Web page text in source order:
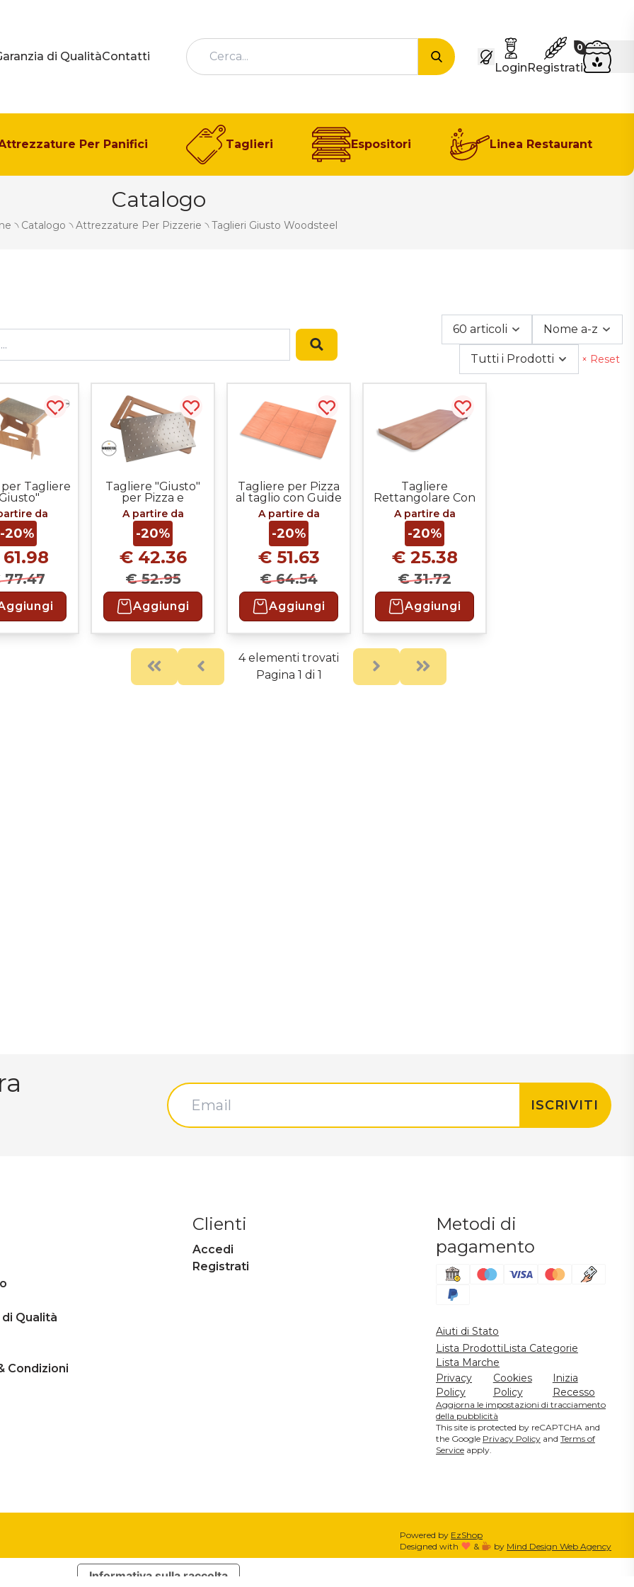
di QualitàContatti
Cerca LoginRegistrati
0
Per Panifici Taglieri Espositori Linea Restaurant
Catalogo
৲ Catalogo ৲ Attrezzature Per Pizzerie ৲ Taglieri Giusto Woodsteel
Cerca
60 articoli Nome a-z
Tutti i Prodotti × Reset
Tagliere
da
-20%
77.47
Acquista più tardi
Tagliere "Giusto"
per Pizza e
Focacce con piastra
INOX
A partire da
-20%
€ 42.36
€ 52.95
Aggiungi
Acquista più tardi
Tagliere per Pizza
al taglio con Guide
incise
A partire da
-20%
€ 51.63
€ 64.54
Aggiungi
Acquista più tardi
Tagliere
Rettangolare Con
Rialzo e Stop
Anteriore
A partire da
-20%
€ 25.38
€ 31.72
Aggiungi
Acquista più tardi
First Previous
4 elementi trovati
Pagina 1 di 1
NextLast
ISCRIVITI
di Qualità
Condizioni
Clienti
Accedi
Registrati
Metodi di
pagamento
Aiuti di Stato
Lista ProdottiLista Categorie
Lista Marche
Privacy
Policy
Cookies
Policy
Inizia
Recesso
Aggiorna le impostazioni di tracciamento
della pubblicità
This site is protected by reCAPTCHA and
the Google Privacy Policy and Terms of
Service apply.
Powered by EzShop
Designed with
& by Mind Design Web Agency
Informativa sulla raccolta